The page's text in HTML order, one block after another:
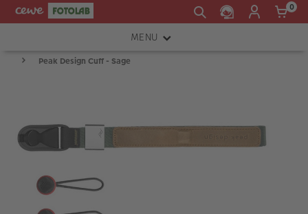
0
MENU
FOTOAPARÁTY
INSTAX™
TISKÁRNY A SKENERY
Peak Design Cuff - Sage